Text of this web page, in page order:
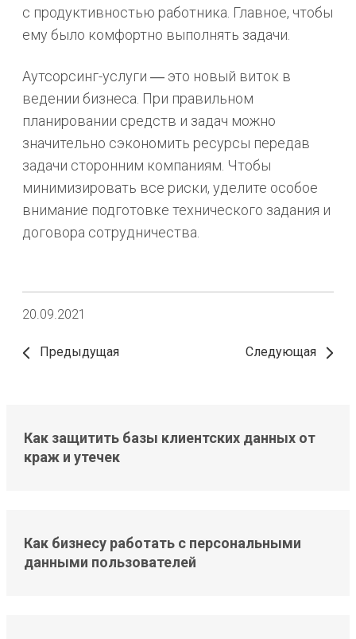
с продуктивностью работника. Главное, чтобы
ему было комфортно выполнять задачи.
Аутсорсинг-услуги ― это новый виток в
ведении бизнеса. При правильном
планировании средств и задач можно
значительно сэкономить ресурсы передав
задачи сторонним компаниям. Чтобы
минимизировать все риски, уделите особое
внимание подготовке технического задания и
договора сотрудничества.
20.09.2021
Предыдущая Следующая
Как защитить базы клиентских данных от
краж и утечек
Как бизнесу работать с персональными
данными пользователей